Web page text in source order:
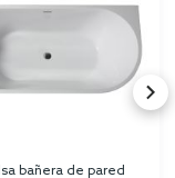
bañera de pared